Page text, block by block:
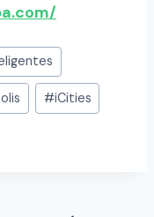
#iCities